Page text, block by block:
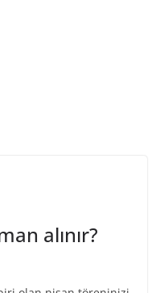
alınır?